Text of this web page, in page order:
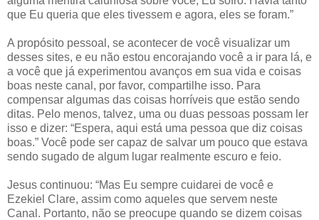
que Eu queria que eles tivessem e agora, eles se foram.”
A propósito pessoal, se acontecer de você visualizar um
desses sites, e eu não estou encorajando você a ir para lá, e
a você que já experimentou avanços em sua vida e coisas
boas neste canal, por favor, compartilhe isso. Para
compensar algumas das coisas horríveis que estão sendo
ditas. Pelo menos, talvez, uma ou duas pessoas possam ler
isso e dizer: “Espera, aqui está uma pessoa que diz coisas
boas.” Você pode ser capaz de salvar um pouco que estava
sendo sugado de algum lugar realmente escuro e feio.
Jesus continuou: “Mas Eu sempre cuidarei de você e
Ezekiel Clare, assim como aqueles que servem neste
Canal. Portanto, não se preocupe quando se dizem coisas